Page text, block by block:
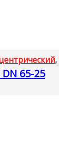
,
65-25